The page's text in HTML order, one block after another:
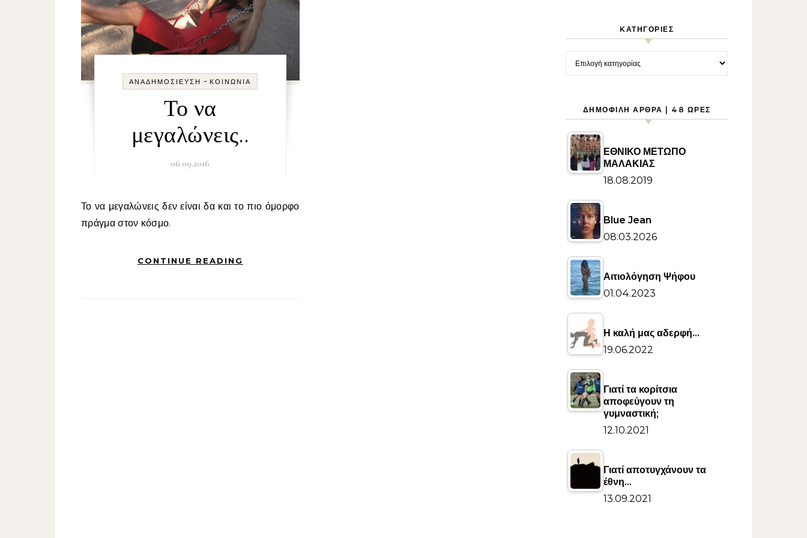
ΑΝΑΔΗΜΟΣΊΕΥΣΗ - ΚΟΙΝΩΝΊΑ
Το να
μεγαλώνεις..
06.09.2016
Το να μεγαλώνεις δεν είναι δα και το πιο όμορφο
πράγμα στον κόσμο.
CONTINUE READING
KΑΤΗΓΟΡΊΕΣ
Kατηγορίες
ΔΗΜΟΦΙΛΉ ΆΡΘΡΑ | 48 ΏΡΕΣ
ΕΘΝΙΚΟ ΜΕΤΩΠΟ
ΜΑΛΑΚΙΑΣ
18.08.2019
Blue Jean
08.03.2026
Αιτιολόγηση Ψήφου
01.04.2023
Η καλή μας αδερφή…
19.06.2022
Γιατί τα κορίτσια
αποφεύγουν τη
γυμναστική;
12.10.2021
Γιατί αποτυγχάνουν τα
έθνη…
13.09.2021